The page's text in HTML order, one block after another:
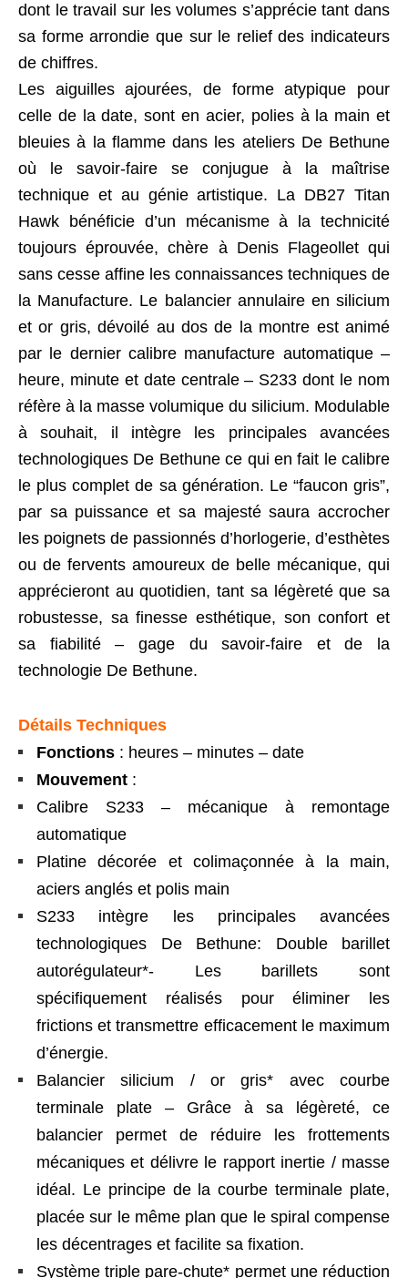
dont le travail sur les volumes s’apprécie tant dans
sa forme arrondie que sur le relief des indicateurs
de chiffres.
Les aiguilles ajourées, de forme atypique pour
celle de la date, sont en acier, polies à la main et
bleuies à la flamme dans les ateliers De Bethune
où le savoir-faire se conjugue à la maîtrise
technique et au génie artistique. La DB27 Titan
Hawk bénéficie d’un mécanisme à la technicité
toujours éprouvée, chère à Denis Flageollet qui
sans cesse affine les connaissances techniques de
la Manufacture. Le balancier annulaire en silicium
et or gris, dévoilé au dos de la montre est animé
par le dernier calibre manufacture automatique –
heure, minute et date centrale – S233 dont le nom
réfère à la masse volumique du silicium. Modulable
à souhait, il intègre les principales avancées
technologiques De Bethune ce qui en fait le calibre
le plus complet de sa génération. Le “faucon gris”,
par sa puissance et sa majesté saura accrocher
les poignets de passionnés d’horlogerie, d’esthètes
ou de fervents amoureux de belle mécanique, qui
apprécieront au quotidien, tant sa légèreté que sa
robustesse, sa finesse esthétique, son confort et
sa fiabilité – gage du savoir-faire et de la
technologie De Bethune.
Détails Techniques
Fonctions : heures – minutes – date
Mouvement :
Calibre S233 – mécanique à remontage
automatique
Platine décorée et colimaçonnée à la main,
aciers anglés et polis main
S233 intègre les principales avancées
technologiques De Bethune: Double barillet
autorégulateur*- Les barillets sont
spécifiquement réalisés pour éliminer les
frictions et transmettre efficacement le maximum
d’énergie.
Balancier silicium / or gris* avec courbe
terminale plate – Grâce à sa légèreté, ce
balancier permet de réduire les frottements
mécaniques et délivre le rapport inertie / masse
idéal. Le principe de la courbe terminale plate,
placée sur le même plan que le spiral compense
les décentrages et facilite sa fixation.
Système triple pare-chute* permet une réduction